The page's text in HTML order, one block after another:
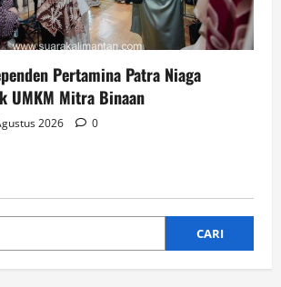
Pertamina Patra Niaga
UMKM Mitra Binaan
2026 0
CARI